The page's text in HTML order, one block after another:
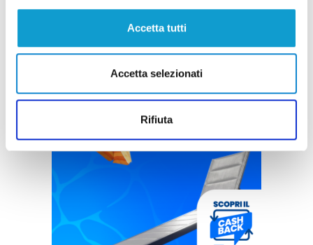
Accetta tutti
Accetta selezionati
Rifiuta